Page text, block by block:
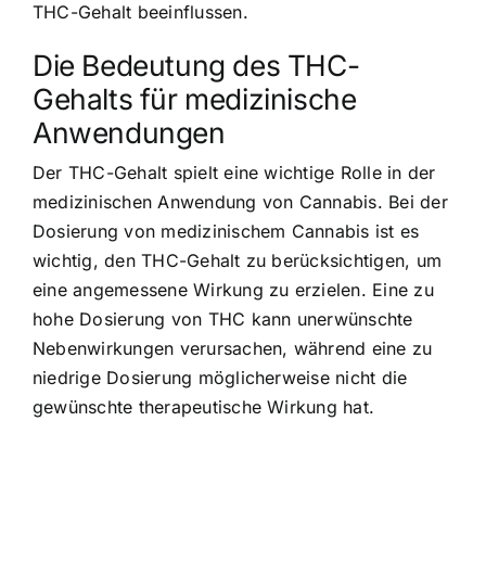
THC-Gehalt beeinflussen.
Die Bedeutung des THC-
Gehalts für medizinische
Anwendungen
Der THC-Gehalt spielt eine wichtige Rolle in der
medizinischen Anwendung von Cannabis. Bei der
Dosierung von medizinischem Cannabis ist es
wichtig, den THC-Gehalt zu berücksichtigen, um
eine angemessene Wirkung zu erzielen. Eine zu
hohe Dosierung von THC kann unerwünschte
Nebenwirkungen verursachen, während eine zu
niedrige Dosierung möglicherweise nicht die
gewünschte therapeutische Wirkung hat.